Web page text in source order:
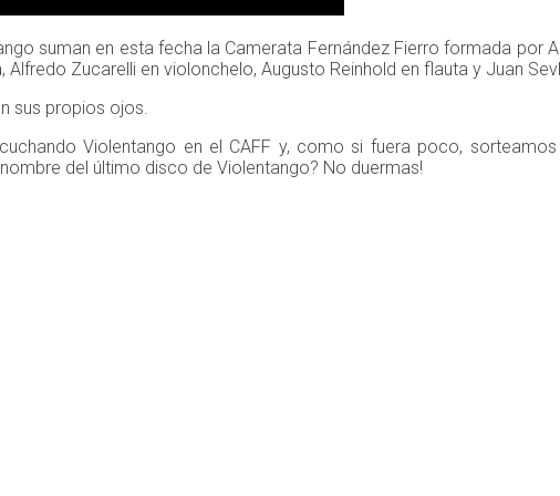
suman en esta fecha la Camerata Fernández Fierro formada por
Alfredo Zucarelli en violonchelo, Augusto Reinhold en flauta y Juan
sus propios ojos.
Violentango en el CAFF y, como si fuera poco,
del último disco de Violentango? No duermas!